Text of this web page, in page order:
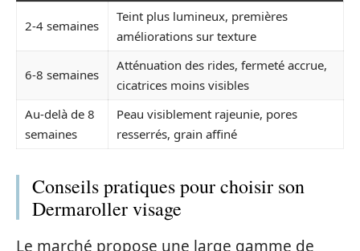
2-4 semaines
Teint plus lumineux, premières
améliorations sur texture
6-8 semaines
Atténuation des rides, fermeté accrue,
cicatrices moins visibles
Au-delà de 8
semaines
Peau visiblement rajeunie, pores
resserrés, grain affiné
Conseils pratiques pour choisir son
Dermaroller visage
Le marché propose une large gamme de